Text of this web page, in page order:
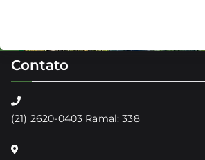
Contato
(21) 2620-0403 Ramal: 338